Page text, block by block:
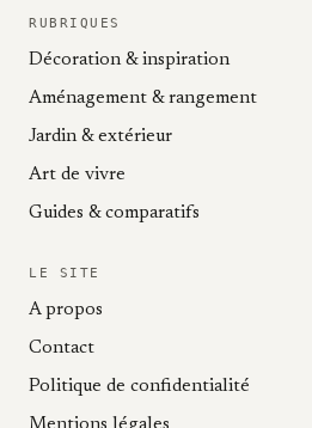
RUBRIQUES
Décoration & inspiration
Aménagement & rangement
Jardin & extérieur
Art de vivre
Guides & comparatifs
LE SITE
A propos
Contact
Politique de confidentialité